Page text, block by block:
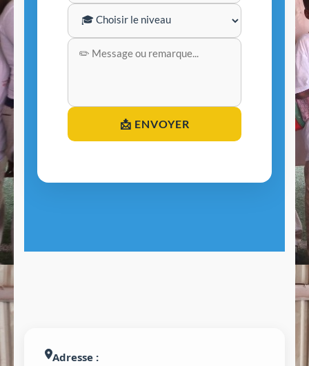
📩 ENVOYER
Adresse :